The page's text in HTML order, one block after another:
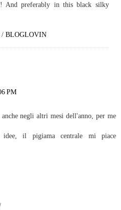
And preferably in this black silky
/BLOGLOVIN
PM
negli altri mesi dell'anno, per me
idee, il pigiama centrale mi piace